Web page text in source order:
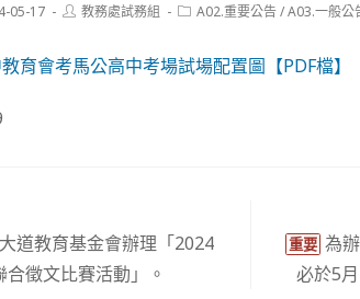
05-17
Post教務處試務組
PostA02.重要公告/A03.一般公
育會考馬公高中考場試場配置圖【PDF檔】
道教育基金會辦理「2024
徵文比賽活動」。
重要 為
必於5